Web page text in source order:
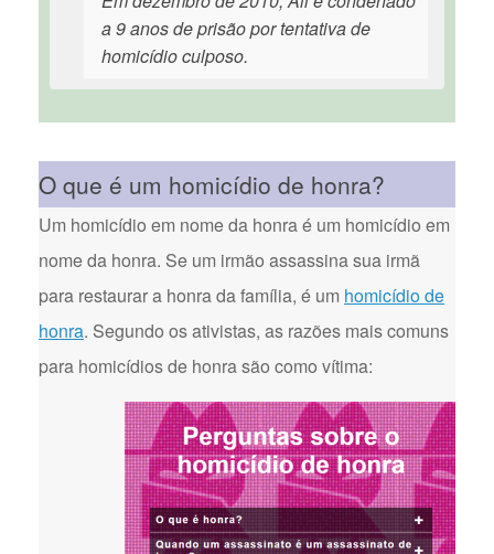
a 9 anos de prisão por tentativa de
homicídio culposo.
O que é um homicídio de honra?
Um homicídio em nome da honra é um homicídio em
nome da honra. Se um irmão assassina sua irmã
para restaurar a honra da família, é um homicídio de
honra. Segundo os ativistas, as razões mais comuns
para homicídios de honra são como vítima: